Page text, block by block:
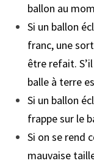
ballon au
Si un ballon
franc, une
être refait.
balle à terre
Si un ballon
frappe sur le
Si on se rend
mauvaise